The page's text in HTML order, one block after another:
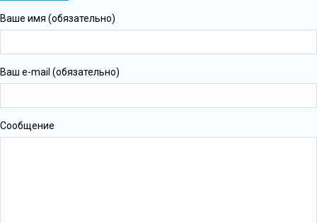
Ваше имя (обязательно)
Ваш e-mail (обязательно)
Сообщение